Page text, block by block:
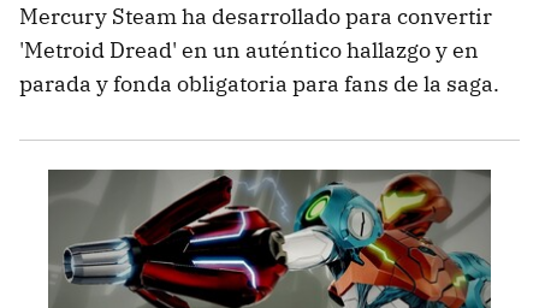
Mercury Steam ha desarrollado para convertir
'Metroid Dread' en un auténtico hallazgo y en
parada y fonda obligatoria para fans de la saga.